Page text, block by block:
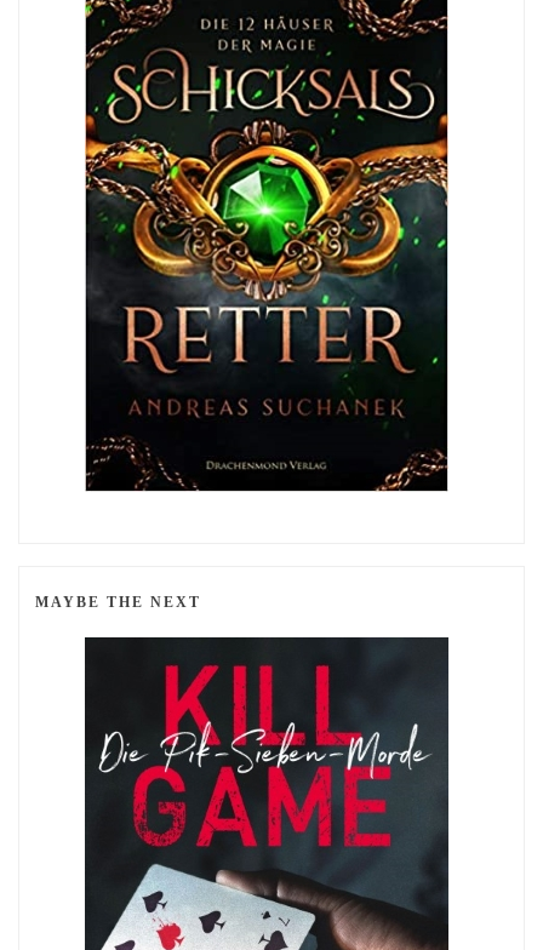
MAYBE THE NEXT